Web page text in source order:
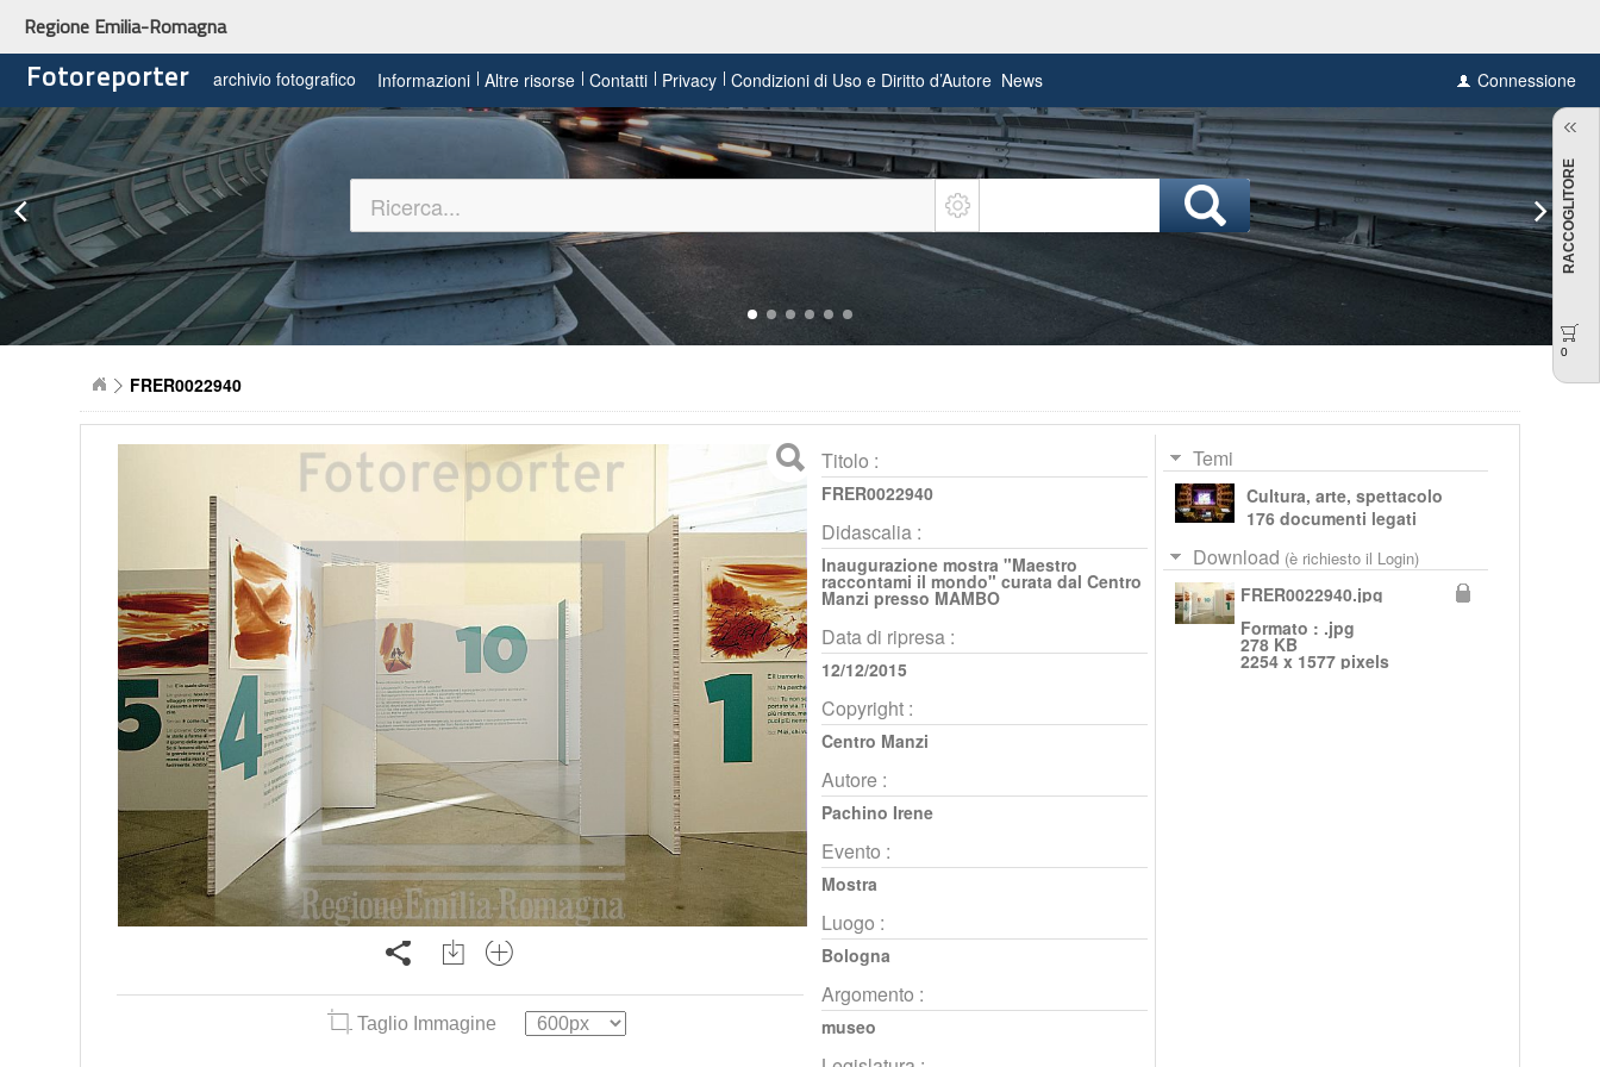
Regione Emilia-Romagna
Fotoreporter archivio fotografico Informazioni Altre risorse Contatti Privacy Condizioni di Uso e Diritto d’Autore News Connessione
FRER0022940
Taglio Immagine
Titolo :
FRER0022940
Didascalia :
Inaugurazione mostra "Maestro
raccontami il mondo" curata dal Centro
Manzi presso MAMBO
Data di ripresa :
12/12/2015
Copyright :
Centro Manzi
Autore :
Pachino Irene
Evento :
Mostra
Luogo :
Bologna
Argomento :
museo
Temi
Cultura, arte, spettacolo
176 documenti legati
Download (è richiesto il Login)
FRER0022940.jpg
Formato : .jpg
278 KB
2254 x 1577 pixels
RACCOGLITORE
0